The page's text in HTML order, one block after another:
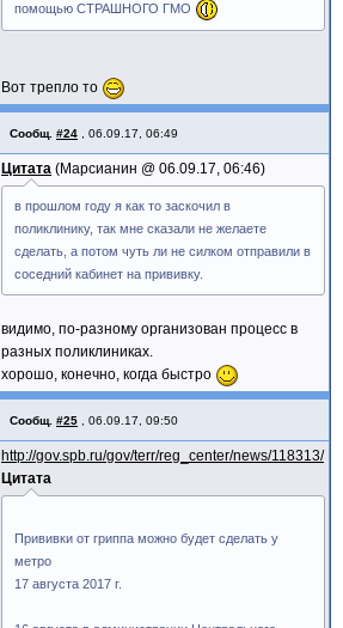
помощью СТРАШНОГО ГМО
Вот трепло то
Сообщ. #24 06.09.17, 06:49
Цитата Марсианин @ 06.09.17, 06:46
в прошлом году я как то заскочил в
поликлинику, так мне сказали не желаете
сделать, а потом чуть ли не силком отправили в
соседний кабинет на прививку.
видимо, по-разному организован процесс в
разных поликлиниках.
хорошо, конечно, когда быстро
Сообщ. #25 06.09.17, 09:50
http://gov.spb.ru/gov/terr/reg_center/news/118313/
Цитата
Прививки от гриппа можно будет сделать у
метро
17 августа 2017 г.